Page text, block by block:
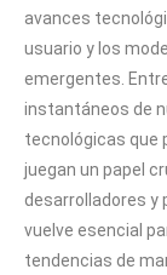
avances
usuario y los
emergentes.
instantáneos de
tecnológicas que
juegan un papel
desarrolladores y
vuelve esencial
tendencias de